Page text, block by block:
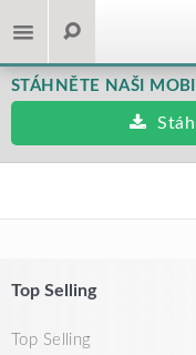
STÁHNĚTE NAŠI
Top Selling
Top Selling